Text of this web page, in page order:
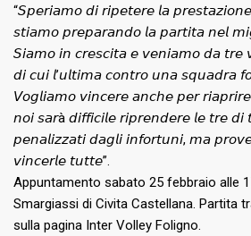
“𝘚𝘱𝘦𝘳𝘪𝘢𝘮𝘰 𝘥𝘪 𝘳𝘪𝘱𝘦𝘵𝘦𝘳𝘦 𝘭𝘢
𝘴𝘵𝘪𝘢𝘮𝘰 𝘱𝘳𝘦𝘱𝘢𝘳𝘢𝘯𝘥𝘰 𝘭𝘢 𝘱𝘢𝘳𝘵𝘪𝘵𝘢 𝘯𝘦𝘭
𝘚𝘪𝘢𝘮𝘰 𝘪𝘯 𝘤𝘳𝘦𝘴𝘤𝘪𝘵𝘢 𝘦 𝘷𝘦𝘯𝘪𝘢𝘮𝘰 𝘥𝘢 𝘵𝘳𝘦
𝘥𝘪 𝘤𝘶𝘪 𝘭’𝘶𝘭𝘵𝘪𝘮𝘢 𝘤𝘰𝘯𝘵𝘳𝘰 𝘶𝘯𝘢 𝘴𝘲𝘶𝘢𝘥𝘳𝘢
𝘝𝘰𝘨𝘭𝘪𝘢𝘮𝘰 𝘷𝘪𝘯𝘤𝘦𝘳𝘦 𝘢𝘯𝘤𝘩𝘦 𝘱𝘦𝘳
𝘯𝘰𝘪 𝘴𝘢𝘳à 𝘥𝘪𝘧𝘧𝘪𝘤𝘪𝘭𝘦 𝘳𝘪𝘱𝘳𝘦𝘯𝘥𝘦𝘳𝘦 𝘭𝘦 𝘵𝘳𝘦
𝘱𝘦𝘯𝘢𝘭𝘪𝘻𝘻𝘢𝘵𝘪 𝘥𝘢𝘨𝘭𝘪 𝘪𝘯𝘧𝘰𝘳𝘵𝘶𝘯𝘪, 𝘮𝘢
𝘷𝘪𝘯𝘤𝘦𝘳𝘭𝘦 𝘵𝘶𝘵𝘵𝘦”.
Appuntamento sabato 25 febbraio alle
Smargiassi di Civita Castellana. Partita
sulla pagina Inter Volley Foligno.